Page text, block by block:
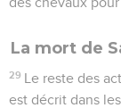
La mort de
29 Le reste des
est décrit dans